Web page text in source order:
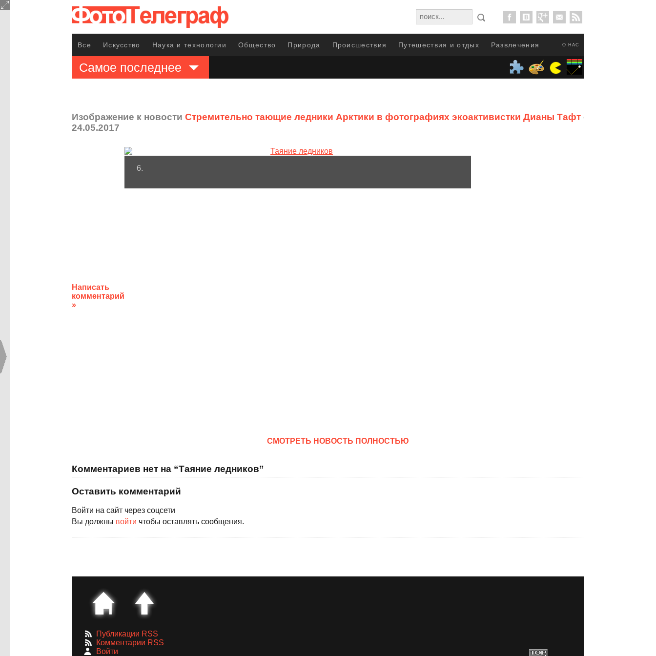
О НАС
Все Искусство Наука и технологии Общество Природа Происшествия Путешествия и отдых Развлечения
Самое последнее
Изображение к новости Стремительно тающие ледники Арктики в фотографиях экоактивистки Дианы Тафт от
24.05.2017
Написать
комментарий
»
6.
CМОТРЕТЬ НОВОСТЬ ПОЛНОСТЬЮ
Комментариев нет на “Таяние ледников”
Оставить комментарий
Войти на сайт через соцсети
Вы должны войти чтобы оставлять сообщения.
Публикации RSS
Комментарии RSS
Войти